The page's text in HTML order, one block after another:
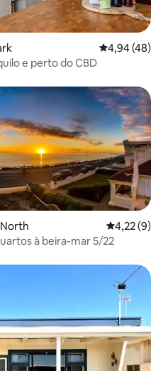
4,94 de uma
4,94 (48)
e perto do CBD
4,22 de
4,22 (9)
à beira-mar 5/22